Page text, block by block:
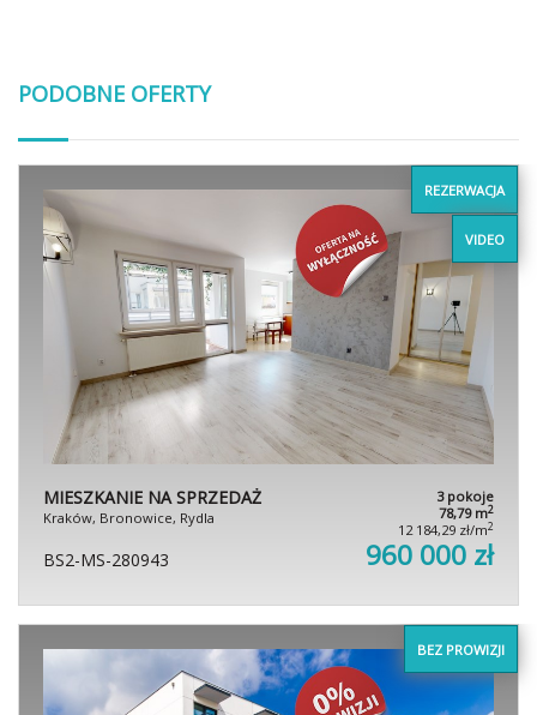
PODOBNE OFERTY
REZERWACJA
VIDEO
MIESZKANIE NA SPRZEDAŻ
Kraków, Bronowice, Rydla
3 pokoje
78,79 m2
12 184,29 zł/m2
BS2-MS-280943 960 000 zł
BEZ PROWIZJI